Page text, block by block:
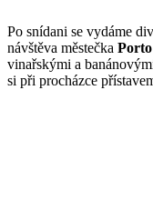
Po snídani se vydáme
návštěva městečka
vinařskými a
si při procházce